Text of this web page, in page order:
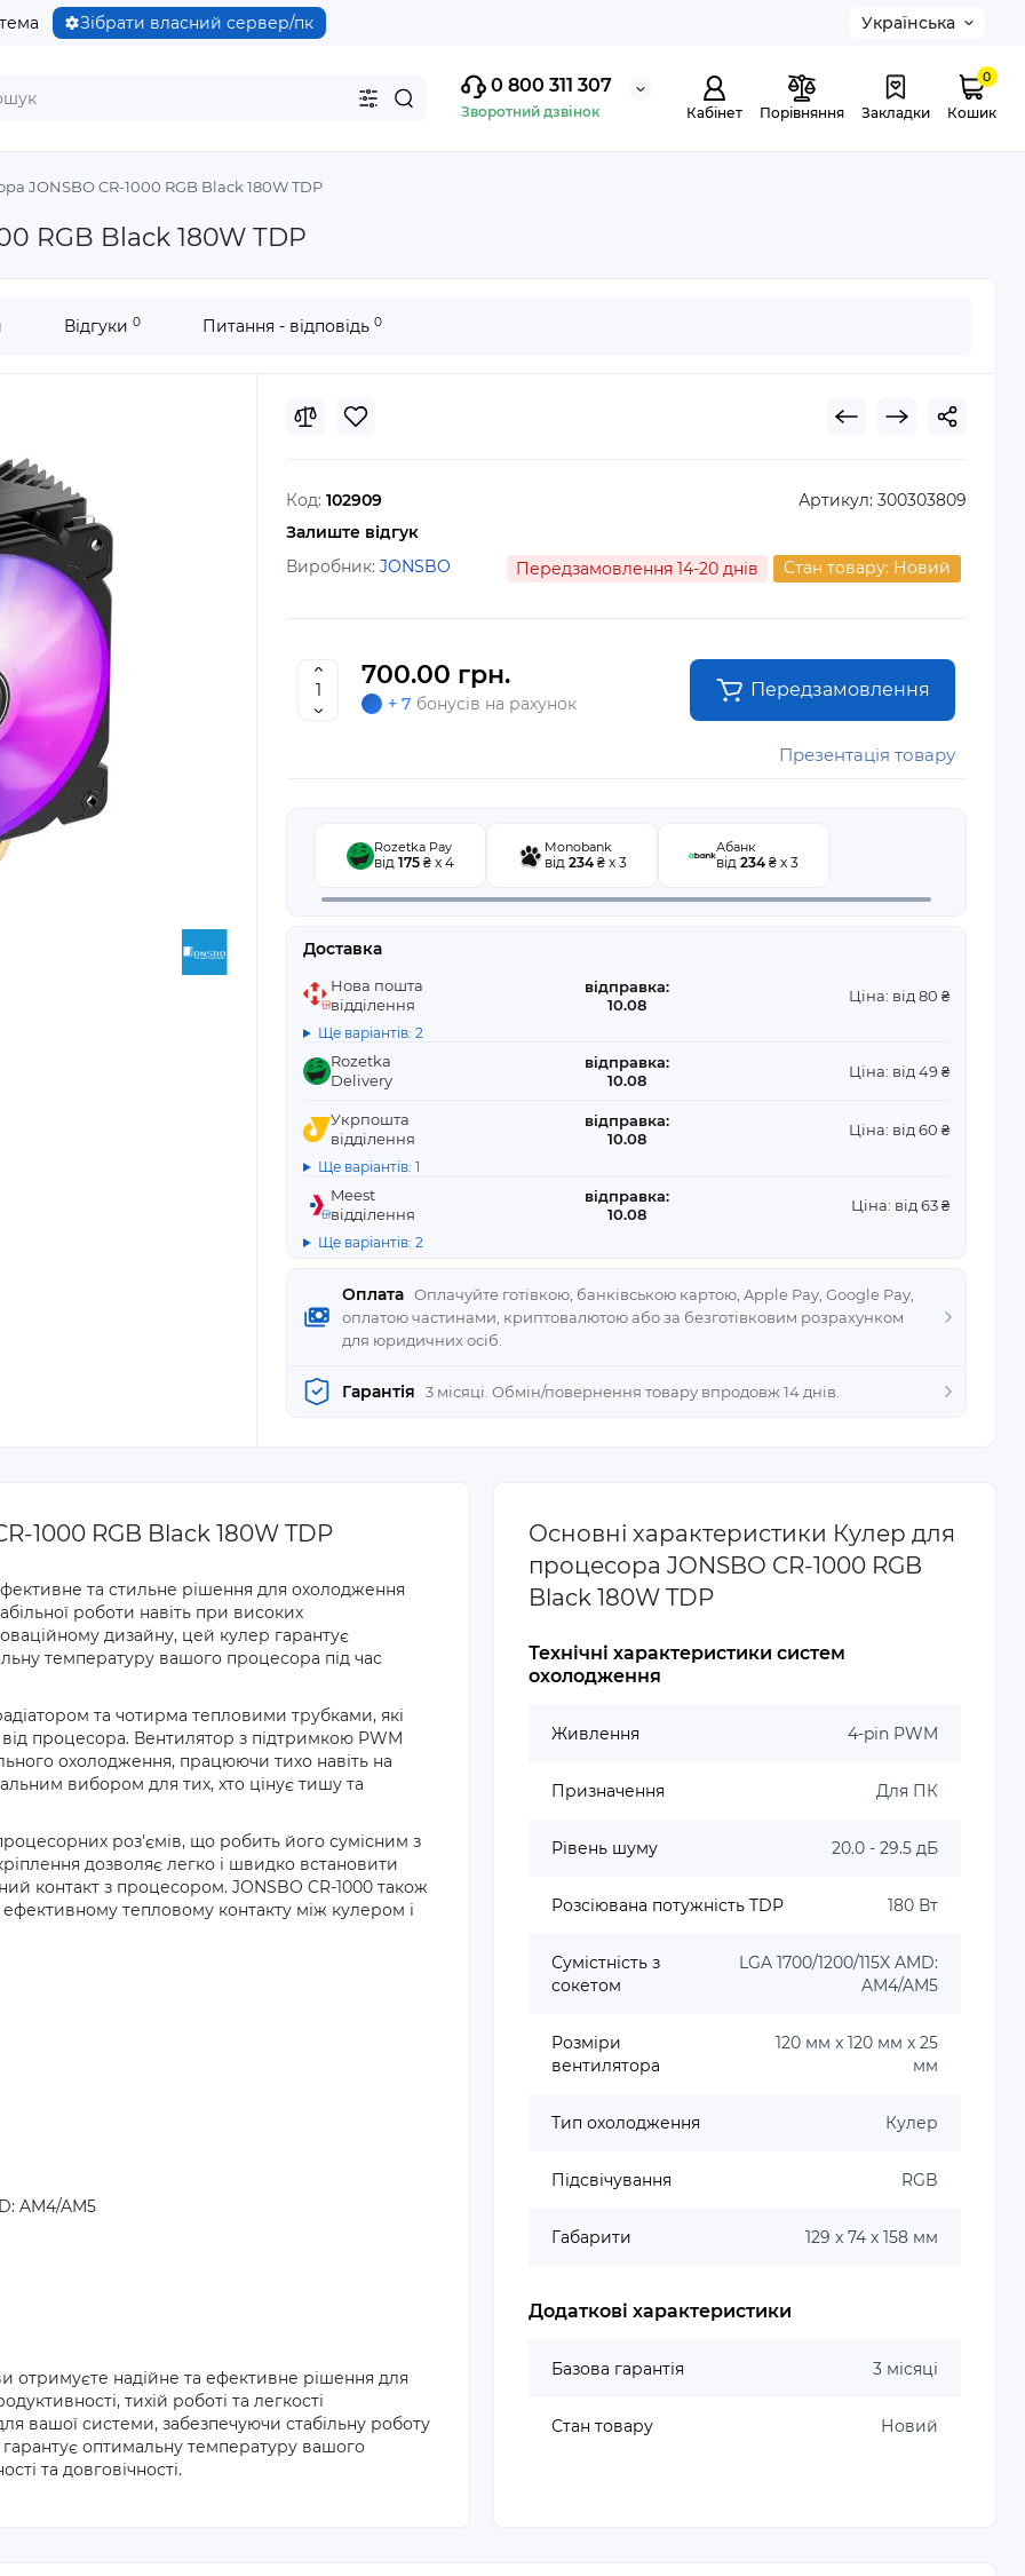
Зібрати власний сервер/пк Українська
0 800 311 307
Зворотний дзвінок Кабінет Порівняння Закладки
0
Кошик
JONSBO CR-1000 RGB Black 180W TDP
RGB Black 180W TDP
Відгуки 0 Питання - відповідь 0
Код: 102909
Залиште відгук
Артикул: 300303809
Виробник: JONSBO Передзамовлення 14-20 днів Стан товару: Новий
700.00 грн.
+ 7 бонусів на рахунок
Передзамовлення
Презентація товару
Оплата Оплачуйте готівкою, банківською картою, Apple Pay, Google Pay,
оплатою частинами, криптовалютою або за безготівковим розрахунком
для юридичних осіб.
Rozetka Pay
від 175 ₴ x 4
Monobank
від 234 ₴ x 3
Абанк
від 234 ₴ x 3
Доставка
Нова пошта
відділення
відправка:
10.08
Ціна: від 80 ₴
Ще варіантів: 2
Rozetka
Delivery
відправка:
10.08
Ціна: від 49 ₴
Укрпошта
відділення
відправка:
10.08
Ціна: від 60 ₴
Ще варіантів: 1
Meest
відділення
відправка:
10.08
Ціна: від 63 ₴
Ще варіантів: 2
Гарантія 3 місяці. Обмін/повернення товару впродовж 14 днів.
1000 RGB Black 180W TDP
та стильне рішення для охолодження
роботи навіть при високих
дизайну, цей кулер гарантує
температуру вашого процесора під час
та чотирма тепловими трубками, які
процесора. Вентилятор з підтримкою PWM
охолодження, працюючи тихо навіть на
вибором для тих, хто цінує тишу та
роз'ємів, що робить його сумісним з
дозволяє легко і швидко встановити
контакт з процесором. JONSBO CR-1000 також
тепловому контакту між кулером і
AM4/AM5
отримуєте надійне та ефективне рішення для
тихій роботі та легкості
вашої системи, забезпечуючи стабільну роботу
оптимальну температуру вашого
та довговічності.
Основні характеристики Кулер для
процесора JONSBO CR-1000 RGB
Black 180W TDP
Технічні характеристики систем
охолодження
Живлення 4-pin PWM
Призначення Для ПК
Рівень шуму 20.0 - 29.5 дБ
Розсіювана потужність TDP 180 Вт
Сумістність з
сокетом
LGA 1700/1200/115X AMD:
AM4/AM5
Розміри
вентилятора
120 мм x 120 мм x 25
мм
Тип охолодження Кулер
Підсвічування RGB
Габарити 129 x 74 x 158 мм
Додаткові характеристики
Базова гарантія 3 місяці
Стан товару Новий